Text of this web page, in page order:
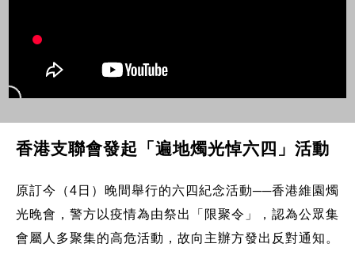
香港支聯會發起「遍地燭光悼六四」活動
原訂今（4日）晚間舉行的六四紀念活動──香港維園燭
光晚會，警方以疫情為由祭出「限聚令」，認為公眾集
會屬人多聚集的高危活動，故向主辦方發出反對通知。